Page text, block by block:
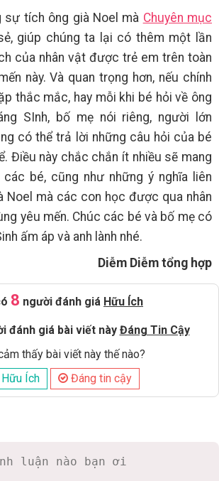
sự tích ông già Noel mà Chuyên mục
giúp chúng ta lại có thêm một lần
của nhân vật được trẻ em trên toàn
này. Và quan trọng hơn, nếu chính
thắc mắc, hay mỗi khi bé hỏi về ông
SInh, bố mẹ nói riêng, người lớn
có thể trả lời những câu hỏi của bé
Điều này chắc chắn ít nhiều sẽ mang
các bé, cũng như những ý nghĩa liên
Noel mà các con học được qua nhân
yêu mến. Chúc các bé và bố mẹ có
ấm áp và anh lành nhé.
Diễm Diễm tổng hợp
8 người đánh giá Hữu Ích
đánh giá bài viết này Đáng Tin Cậy
thấy bài viết này thế nào?
Hữu Ích
Đáng tin cậy